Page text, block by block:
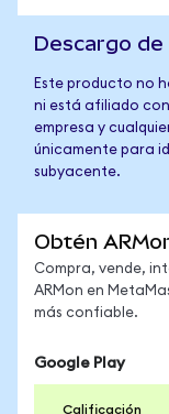
Descargo
Este producto no
ni está afiliado con
empresa y
únicamente para
subyacente.
Obtén
Compra, vende,
ARMon en
más confiable.
Google Play
Calificación